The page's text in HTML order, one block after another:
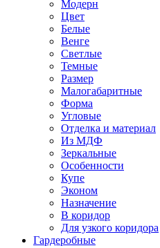
Модерн
Цвет
Белые
Венге
Светлые
Темные
Размер
Малогабаритные
Форма
Угловые
Отделка и материал
Из МДФ
Зеркальные
Особенности
Купе
Эконом
Назначение
В коридор
Для узкого коридора
Гардеробные